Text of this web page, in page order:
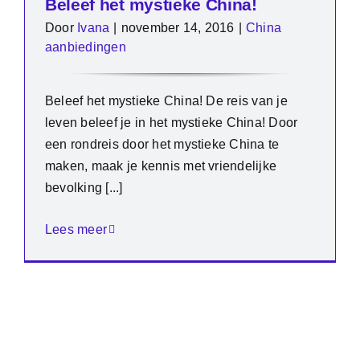
Beleef het mystieke China!
Door Ivana november 14, 2016
China
aanbiedingen
Beleef het mystieke China! De reis van je
leven beleef je in het mystieke China! Door
een rondreis door het mystieke China te
maken, maak je kennis met vriendelijke
bevolking [...]
Lees meer